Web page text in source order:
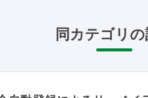
同カテゴリ